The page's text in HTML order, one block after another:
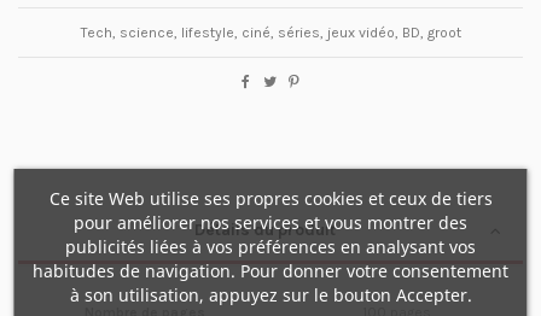
Tech, science, lifestyle, ciné, séries, jeux vidéo, BD, groot
Détails du produit
Ce site Web utilise ses propres cookies et ceux de tiers
pour améliorer nos services et vous montrer des
publicités liées à vos préférences en analysant vos
habitudes de navigation. Pour donner votre consentement
à son utilisation, appuyez sur le bouton Accepter.